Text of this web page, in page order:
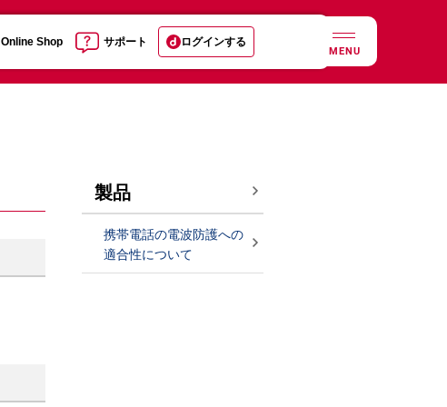
Online Shop サポート ログインする
MENU
製品
携帯電話の電波防護への
適合性について